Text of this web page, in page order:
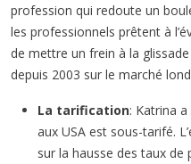
profession qui redoute un
les professionnels prêtent à
de mettre un frein à la
depuis 2003 sur le marché
La tarification: Katrina
aux USA est sous-tarifé.
sur la hausse des taux